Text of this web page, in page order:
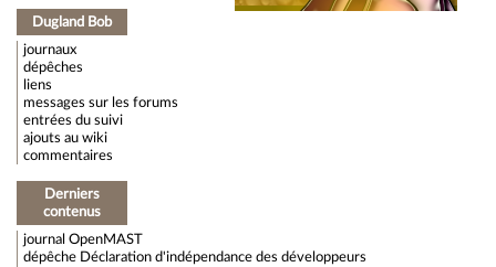
Dugland Bob
journaux
dépêches
liens
messages sur les forums
entrées du suivi
ajouts au wiki
commentaires
Derniers
contenus
journal OpenMAST
dépêche Déclaration d'indépendance des développeurs